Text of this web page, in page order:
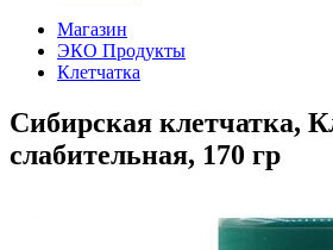
Магазин
ЭКО Продукты
Клетчатка
Сибирская клетчатка,
слабительная, 170 гр